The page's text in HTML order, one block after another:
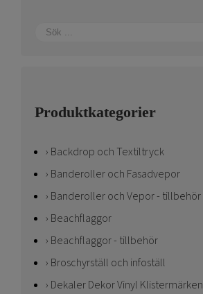
Produktkategorier
Backdrop och Textiltryck
Banderoller och Fasadvepor
Banderoller och Vepor - tillbehör
Beachflaggor
Beachflaggor - tillbehör
Broschyrställ och infoställ
Dekaler Dekor Vinyl Klistermärken